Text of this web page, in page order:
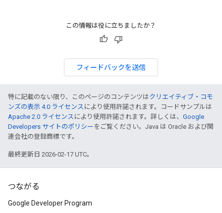
この情報は役に立ちましたか？
フィードバックを送信
特に記載のない限り、このページのコンテンツはクリエイティブ・コモ
ンズの表示 4.0 ライセンス により使用許諾されます。コードサンプルは
Apache 2.0 ライセンス により使用許諾されます。詳しくは、 Google
Developers サイトのポリシー をご覧ください。Java は Oracle および関
連会社の登録商標です。
最終更新日 2026-02-17 UTC。
つながる
Google Developer Program